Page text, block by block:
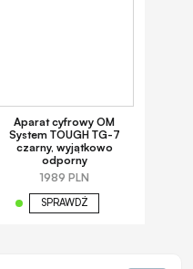
Aparat cyfrowy OM
System TOUGH TG-7
czarny, wyjątkowo
odporny
1989 PLN
SPRAWDŹ